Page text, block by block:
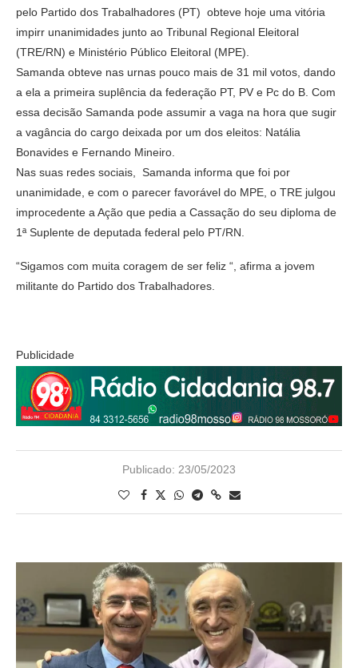
pelo Partido dos Trabalhadores (PT) obteve hoje uma vitória
impirr unanimidades junto ao Tribunal Regional Eleitoral
(TRE/RN) e Ministério Público Eleitoral (MPE).
Samanda obteve nas urnas pouco mais de 31 mil votos, dando
a ela a primeira suplência da federação PT, PV e Pc do B. Com
essa decisão Samanda pode assumir a vaga na hora que sugir
a vagância do cargo deixada por um dos eleitos: Natália
Bonavides e Fernando Mineiro.
Nas suas redes sociais, Samanda informa que foi por
unanimidade, e com o parecer favorável do MPE, o TRE julgou
improcedente a Ação que pedia a Cassação do seu diploma de
1ª Suplente de deputada federal pelo PT/RN.
“Sigamos com muita coragem de ser feliz “, afirma a jovem
militante do Partido dos Trabalhadores.
Publicidade
Publicado: 23/05/2023